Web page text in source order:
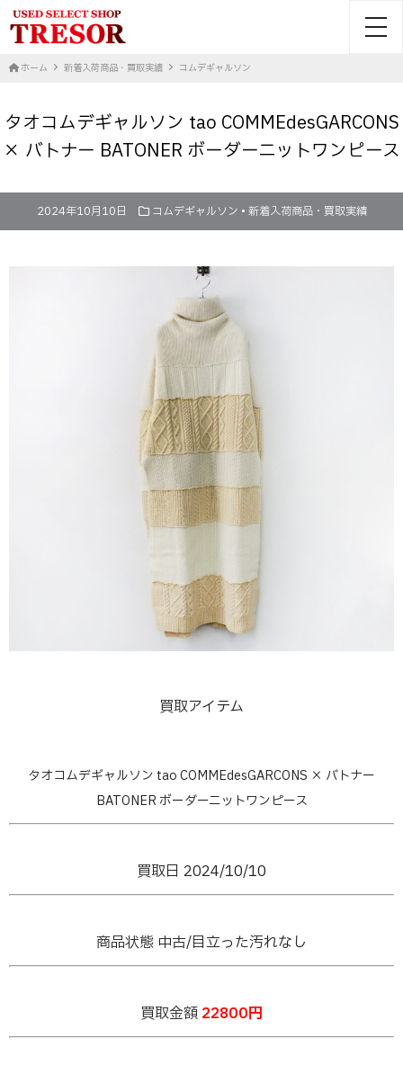
ホーム 新着入荷商品・買取実績 コムデギャルソン
タオコムデギャルソン tao COMMEdesGARCONS
× バトナー BATONER ボーダーニットワンピース
2024年10月10日 コムデギャルソン • 新着入荷商品・買取実績
買取アイテム
タオコムデギャルソン tao COMMEdesGARCONS × バトナー
BATONER ボーダーニットワンピース
買取日 2024/10/10
商品状態 中古/目立った汚れなし
買取金額 22800円